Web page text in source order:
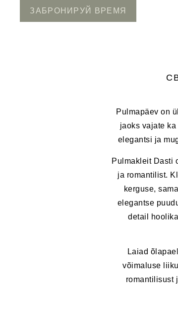
ЗАБРОНИРУЙ ВРЕМЯ
Pulmapäev on
jaoks vajate
elegantsi ja
Pulmakleit Dasti
ja romantilist.
kerguse,
elegantse
detail
Laiad
võimaluse
romantilisust